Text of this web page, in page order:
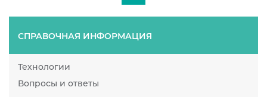
СПРАВОЧНАЯ ИНФОРМАЦИЯ
Технологии
Вопросы и ответы